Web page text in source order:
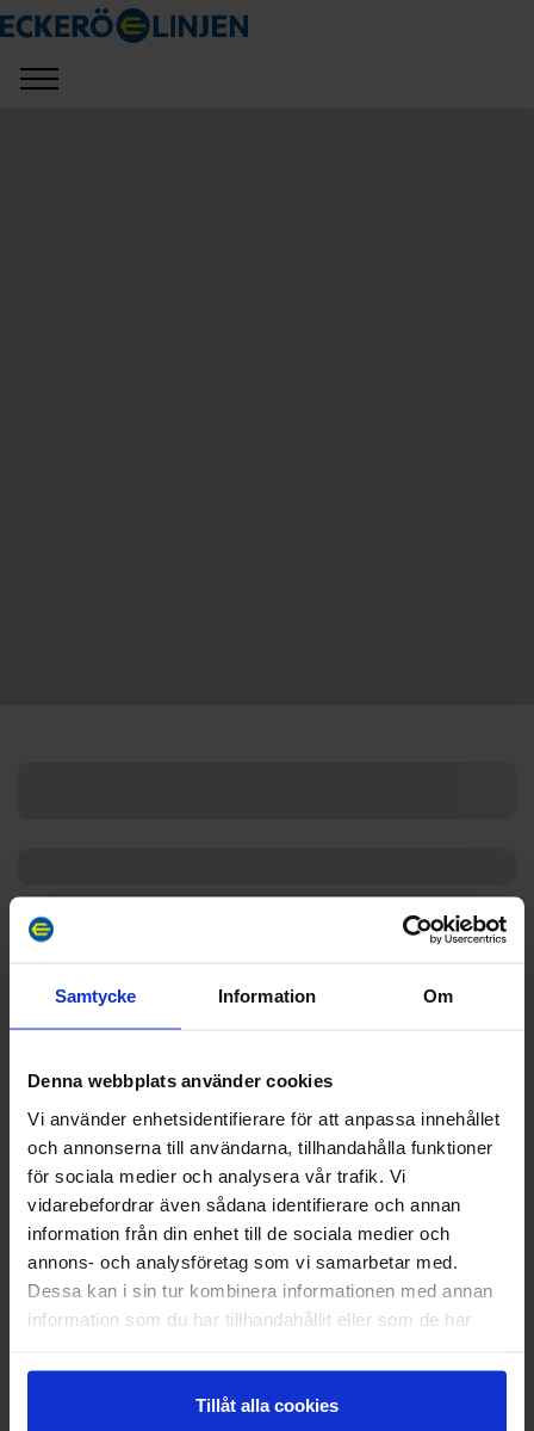
Samtycke Information Om
Denna webbplats använder cookies
Vi använder enhetsidentifierare för att anpassa innehållet
och annonserna till användarna, tillhandahålla funktioner
för sociala medier och analysera vår trafik. Vi
vidarebefordrar även sådana identifierare och annan
information från din enhet till de sociala medier och
annons- och analysföretag som vi samarbetar med.
Dessa kan i sin tur kombinera informationen med annan
information som du har tillhandahållit eller som de har
Tillåt alla cookies
Kontaktuppgifter och öppettider